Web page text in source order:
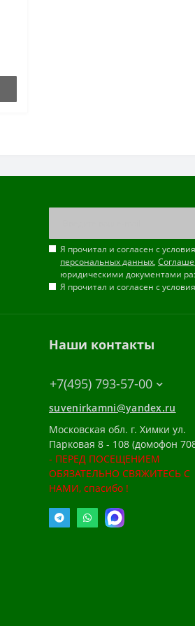
Я прочитал и согласен с
персональных данных,
юридическими документами
Я прочитал и согласен с
Наши контакты
+7(495) 793-57-00
suvenirkamni@yandex.ru
Московская обл. г. Химки ул.
Парковая 8 - 108 (домофон
- ПЕРЕД ПОСЕЩЕНИЕМ
ОБЯЗАТЕЛЬНО СВЯЖИТЕСЬ С
НАМИ, спасибо !